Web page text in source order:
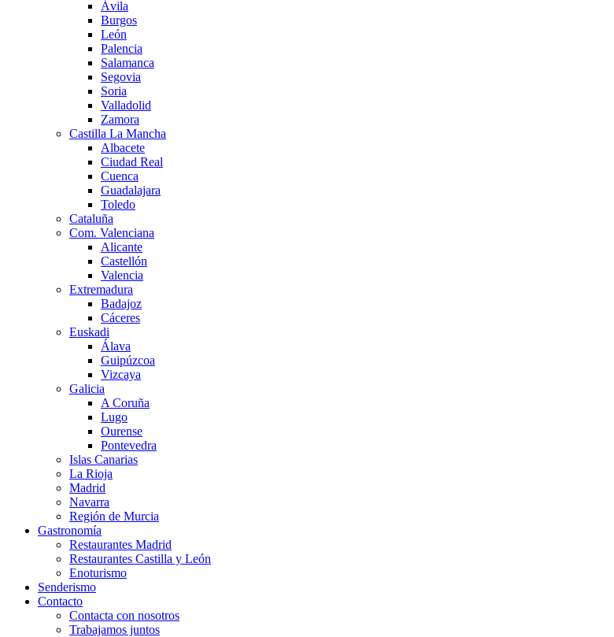
Ávila
Burgos
León
Palencia
Salamanca
Segovia
Soria
Valladolid
Zamora
Castilla La Mancha
Albacete
Ciudad Real
Cuenca
Guadalajara
Toledo
Cataluña
Com. Valenciana
Alicante
Castellón
Valencia
Extremadura
Badajoz
Cáceres
Euskadi
Álava
Guipúzcoa
Vizcaya
Galicia
A Coruña
Lugo
Ourense
Pontevedra
Islas Canarias
La Rioja
Madrid
Navarra
Región de Murcia
Gastronomía
Restaurantes Madrid
Restaurantes Castilla y León
Enoturismo
Senderismo
Contacto
Contacta con nosotros
Trabajamos juntos